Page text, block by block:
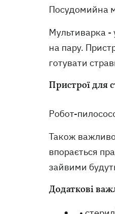
Посудомийна
Мультиварка -
на пару.
готувати
Пристрої для
Робот-
Також
впорається
зайвими
Додаткові